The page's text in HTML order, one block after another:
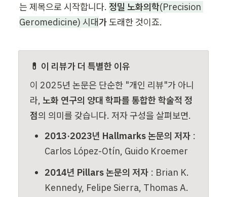
는 제목으로 시작합니다. 정밀 노화의학(Precision
Geromedicine) 시대가 도래한 것이죠.
💊 이 리뷰가 더 특별한 이유
이 2025년 논문은 단순한 "개인 리뷰"가 아니
라, 노화 연구의 양대 학파를 통합한 학술적 정
점의 의미를 갖습니다. 저자 구성을 살펴보면.
2013·2023년 Hallmarks 논문의 저자 :
Carlos López-Otín, Guido Kroemer
2014년 Pillars 논문의 저자 : Brian K.
Kennedy, Felipe Sierra, Thomas A.